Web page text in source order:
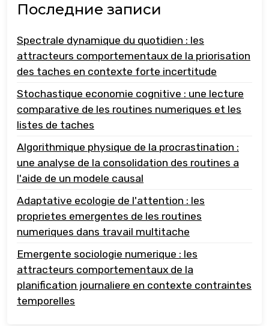
Последние записи
Spectrale dynamique du quotidien : les
attracteurs comportementaux de la priorisation
des taches en contexte forte incertitude
Stochastique economie cognitive : une lecture
comparative de les routines numeriques et les
listes de taches
Algorithmique physique de la procrastination :
une analyse de la consolidation des routines a
l'aide de un modele causal
Adaptative ecologie de l'attention : les
proprietes emergentes de les routines
numeriques dans travail multitache
Emergente sociologie numerique : les
attracteurs comportementaux de la
planification journaliere en contexte contraintes
temporelles